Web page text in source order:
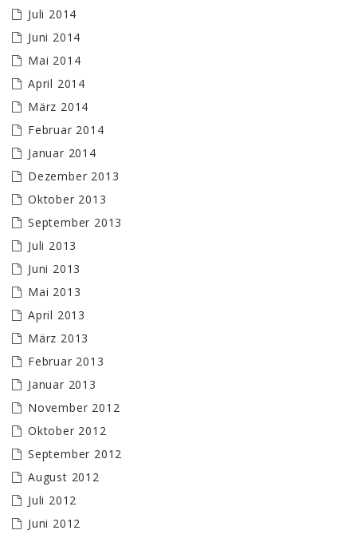
Juli 2014
Juni 2014
Mai 2014
April 2014
März 2014
Februar 2014
Januar 2014
Dezember 2013
Oktober 2013
September 2013
Juli 2013
Juni 2013
Mai 2013
April 2013
März 2013
Februar 2013
Januar 2013
November 2012
Oktober 2012
September 2012
August 2012
Juli 2012
Juni 2012